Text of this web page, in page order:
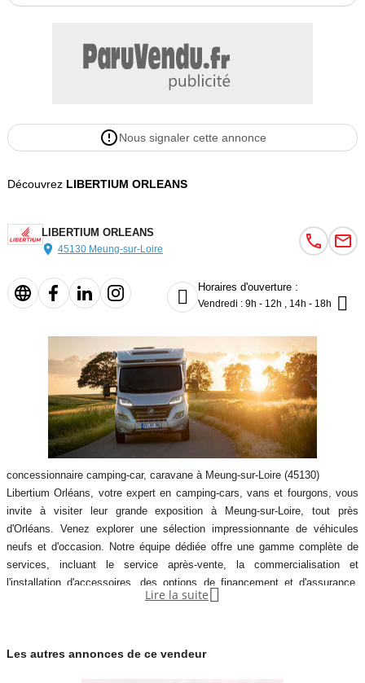
Nous signaler cette annonce
Découvrez LIBERTIUM ORLEANS
LIBERTIUM ORLEANS
45130 Meung-sur-Loire
 Horaires d'ouverture :
Vendredi : 9h - 12h , 14h - 18h 
concessionnaire camping-car, caravane à Meung-sur-Loire (45130)
Libertium Orléans, votre expert en camping-cars, vans et fourgons, vous
invite à visiter leur grande exposition à Meung-sur-Loire, tout près
d'Orléans. Venez explorer une sélection impressionnante de véhicules
neufs et d'occasion. Notre équipe dédiée offre une gamme complète de
services, incluant le service après-vente, la commercialisation et
l'installation d'accessoires, des options de financement et d'assurance,
ainsi que des possibilités de location. Faites confiance à nos
Lire la suite 
Les autres annonces de ce vendeur